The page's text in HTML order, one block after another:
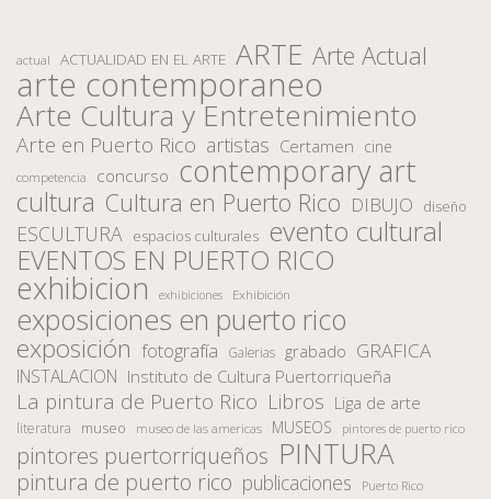
actual ACTUALIDAD EN EL ARTE ARTE Arte Actual
arte contemporaneo
Arte Cultura y Entretenimiento
Arte en Puerto Rico artistas Certamen cine
competencia concurso contemporary art
cultura Cultura en Puerto Rico DIBUJO diseño
ESCULTURA espacios culturales evento cultural
EVENTOS EN PUERTO RICO
exhibicion exhibiciones Exhibición
exposiciones en puerto rico
exposición fotografía Galerias grabado GRAFICA
INSTALACION Instituto de Cultura Puertorriqueña
La pintura de Puerto Rico Libros Liga de arte
literatura museo museo de las americas MUSEOS pintores de puerto rico
pintores puertorriqueños PINTURA
pintura de puerto rico publicaciones Puerto Rico